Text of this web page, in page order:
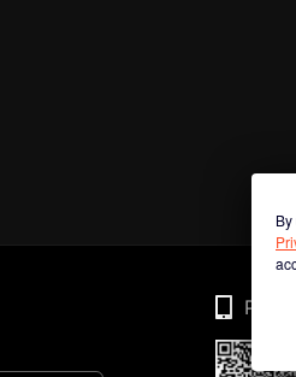
Phone